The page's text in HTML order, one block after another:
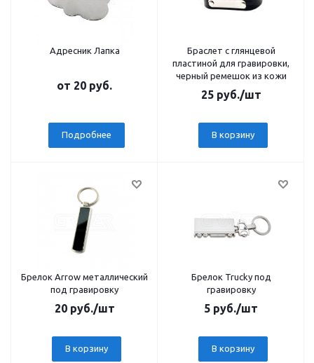
Адресник Лапка
от 20 руб.
Подробнее
Браслет с глянцевой
пластиной для гравировки,
черный ремешок из кожи
25руб./шт
В корзину
Брелок Arrow металлический
под гравировку
20руб./шт
В корзину
Брелок Trucky под
гравировку
5 руб./шт
В корзину